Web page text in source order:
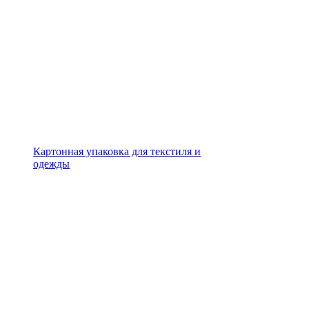
Картонная упаковка для текстиля и
одежды